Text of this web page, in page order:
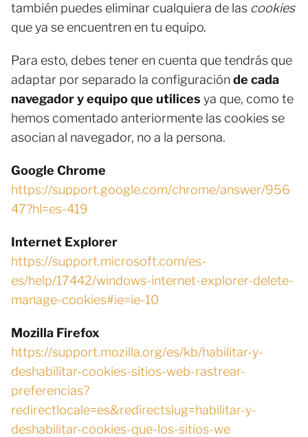
también puedes eliminar cualquiera de las cookies
que ya se encuentren en tu equipo.
Para esto, debes tener en cuenta que tendrás que
adaptar por separado la configuración de cada
navegador y equipo que utilices ya que, como te
hemos comentado anteriormente las cookies se
asocian al navegador, no a la persona.
Google Chrome
https://support.google.com/chrome/answer/956
47?hl=es-419
Internet Explorer
https://support.microsoft.com/es-
es/help/17442/windows-internet-explorer-delete-
manage-cookies#ie=ie-10
Mozilla Firefox
https://support.mozilla.org/es/kb/habilitar-y-
deshabilitar-cookies-sitios-web-rastrear-
preferencias?
redirectlocale=es&redirectslug=habilitar-y-
deshabilitar-cookies-que-los-sitios-we